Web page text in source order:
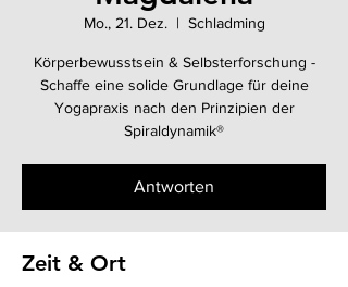
Mo., 21. Dez.
  |
Schladming
Körperbewusstsein & Selbsterforschung -
Schaffe eine solide Grundlage für deine
Yogapraxis nach den Prinzipien der
Spiraldynamik®
Antworten
Zeit & Ort